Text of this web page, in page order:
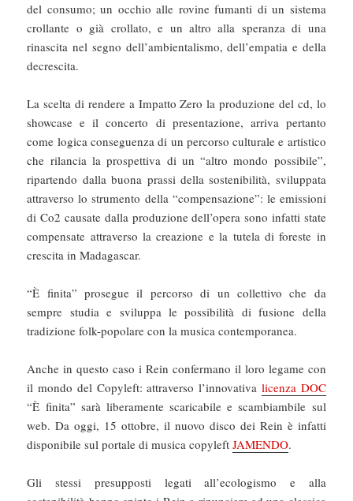
del consumo; un occhio alle rovine fumanti di un sistema
crollante o già crollato, e un altro alla speranza di una
rinascita nel segno dell’ambientalismo, dell’empatia e della
decrescita.
La scelta di rendere a Impatto Zero la produzione del cd, lo
showcase e il concerto di presentazione, arriva pertanto
come logica conseguenza di un percorso culturale e artistico
che rilancia la prospettiva di un “altro mondo possibile”,
ripartendo dalla buona prassi della sostenibilità, sviluppata
attraverso lo strumento della “compensazione”: le emissioni
di Co2 causate dalla produzione dell’opera sono infatti state
compensate attraverso la creazione e la tutela di foreste in
crescita in Madagascar.
“È finita” prosegue il percorso di un collettivo che da
sempre studia e sviluppa le possibilità di fusione della
tradizione folk-popolare con la musica contemporanea.
Anche in questo caso i Rein confermano il loro legame con
il mondo del Copyleft: attraverso l’innovativa licenza DOC
“È finita” sarà liberamente scaricabile e scambiambile sul
web. Da oggi, 15 ottobre, il nuovo disco dei Rein è infatti
disponibile sul portale di musica copyleftJAMENDO.
Gli stessi presupposti legati all’ecologismo e alla